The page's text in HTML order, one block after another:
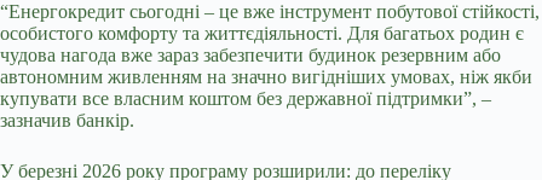
“Енергокредит сьогодні – це вже інструмент побутової стійкості,
особистого комфорту та життєдіяльності. Для багатьох родин є
чудова нагода вже зараз забезпечити будинок резервним або
автономним живленням на значно вигідніших умовах, ніж якби
купувати все власним коштом без державної підтримки”, –
зазначив банкір.
У березні 2026 року програму розширили: до переліку